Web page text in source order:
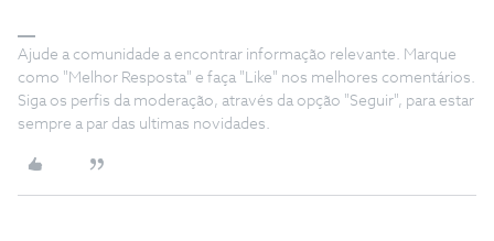
Ajude a comunidade a encontrar informação relevante. Marque
como "Melhor Resposta" e faça "Like" nos melhores comentários.
Siga os perfis da moderação, através da opção "Seguir", para estar
sempre a par das ultimas novidades.